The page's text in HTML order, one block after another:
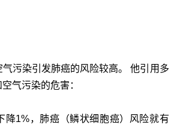
污染引发肺癌的风险较高。 他引用多
气污染的危害：
降1%，肺癌（鳞状细胞癌）风险就有